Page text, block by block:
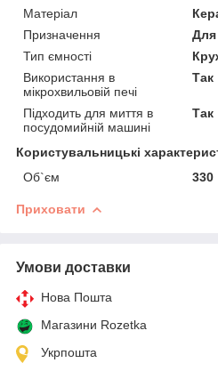
Матеріал
Призначення
Для
Тип ємності
Використання в
мікрохвильовій печі
Так
Підходить для миття в
посудомийній машині
Так
Користувальницькі
Об`єм
330
Приховати
Умови доставки
Нова Пошта
Магазини Rozetka
Укрпошта